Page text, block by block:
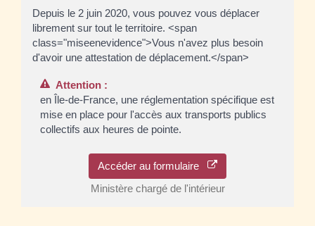
Depuis le 2 juin 2020, vous pouvez vous déplacer
librement sur tout le territoire. <span
class="miseenevidence">Vous n'avez plus besoin
d'avoir une attestation de déplacement.</span>
Attention :
en Île-de-France, une réglementation spécifique est
mise en place pour l'accès aux transports publics
collectifs aux heures de pointe.
Accéder au formulaire
Ministère chargé de l'intérieur